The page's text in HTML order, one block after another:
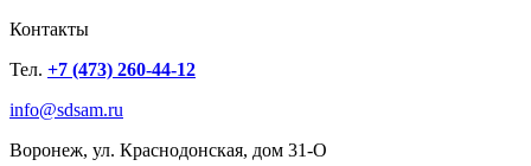
Контакты
Тел. +7 (473) 260-44-12
info@sdsam.ru
Воронеж, ул. Краснодонская, дом 31-О